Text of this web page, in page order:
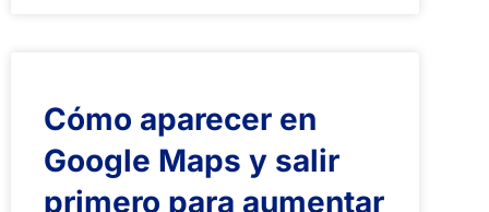
Cómo aparecer en
Google Maps y salir
primero para aumentar